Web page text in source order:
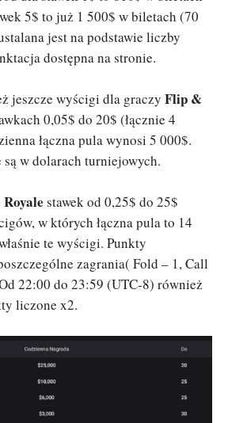
5$ to już 1 500$ w biletach (70
jest na podstawie liczby
dostępna na stronie.
jeszcze wyścigi dla graczy Flip &
0,05$ do 20$ (łącznie 4
łączna pula wynosi 5 000$.
są w dolarach turniejowych.
stawek od 0,25$ do 25$
w których łączna pula to 14
te wyścigi. Punkty
zagrania( Fold – 1, Call
22:00 do 23:59 (UTC-8) również
liczone x2.